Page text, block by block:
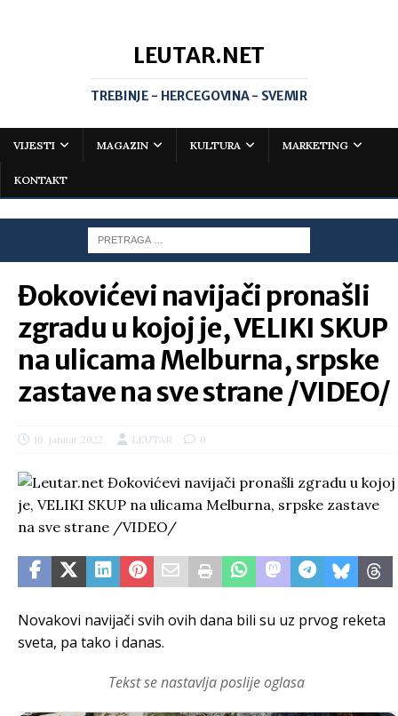
LEUTAR.NET
TREBINJE - HERCEGOVINA - SVEMIR
VIJESTI MAGAZIN KULTURA MARKETING
KONTAKT
Đokovićevi navijači pronašli
zgradu u kojoj je, VELIKI SKUP
na ulicama Melburna, srpske
zastave na sve strane /VIDEO/
10. januar 2022. LEUTAR 0
Novakovi navijači svih ovih dana bili su uz prvog reketa
sveta, pa tako i danas.
Tekst se nastavlja poslije oglasa